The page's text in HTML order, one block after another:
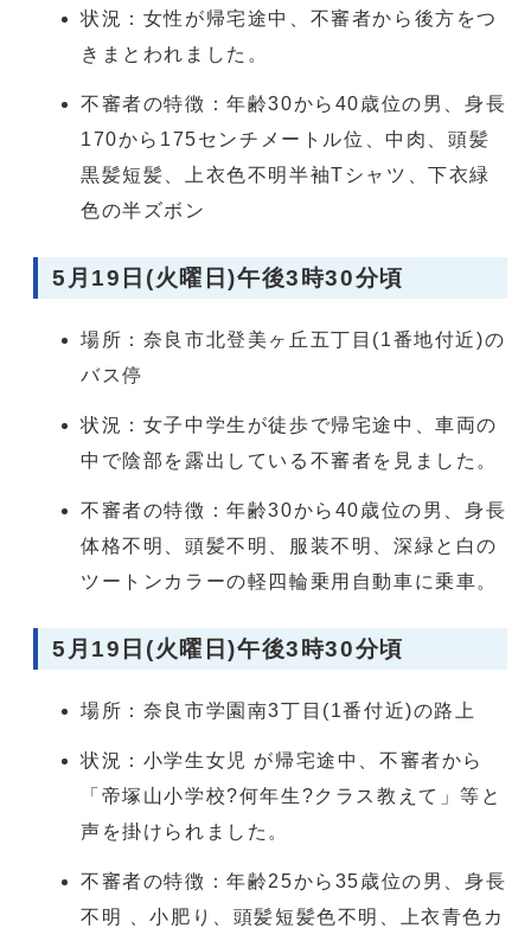
状況：女性が帰宅途中、不審者から後方をつ
きまとわれました。
不審者の特徴：年齢30から40歳位の男、身長
170から175センチメートル位、中肉、頭髪
黒髪短髪、上衣色不明半袖Tシャツ、下衣緑
色の半ズボン
5月19日(火曜日)午後3時30分頃
場所：奈良市北登美ヶ丘五丁目(1番地付近)の
バス停
状況：女子中学生が徒歩で帰宅途中、車両の
中で陰部を露出している不審者を見ました。
不審者の特徴：年齢30から40歳位の男、身長
体格不明、頭髪不明、服装不明、深緑と白の
ツートンカラーの軽四輪乗用自動車に乗車。
5月19日(火曜日)午後3時30分頃
場所：奈良市学園南3丁目(1番付近)の路上
状況：小学生女児 が帰宅途中、不審者から
「帝塚山小学校?何年生?クラス教えて」等と
声を掛けられました。
不審者の特徴：年齢25から35歳位の男、身長
不明 、小肥り、頭髪短髪色不明、上衣青色カ